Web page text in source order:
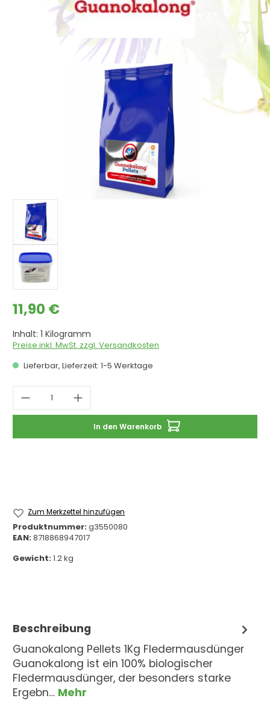
Bildergalerie überspringen
Regulärer Preis:
11,90 €
Inhalt: 1 Kilogramm
Preise inkl. MwSt. zzgl. Versandkosten
Lieferbar, Lieferzeit: 1-5 Werktage
Produkt Anzahl: Gib den
In den Warenkorb
Zum Merkzettel hinzufügen
Produktnummer:g3550080
EAN:8718868947017
Gewicht:1.2 kg
Beschreibung
Guanokalong Pellets 1Kg Fledermausdünger
Guanokalong ist ein 100% biologischer
Fledermausdünger, der besonders starke
Ergebn… Mehr